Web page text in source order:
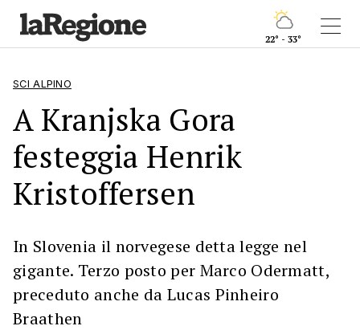
22° - 33°
SCI ALPINO
A Kranjska Gora
festeggia Henrik
Kristoffersen
In Slovenia il norvegese detta legge nel
gigante. Terzo posto per Marco Odermatt,
preceduto anche da Lucas Pinheiro
Braathen